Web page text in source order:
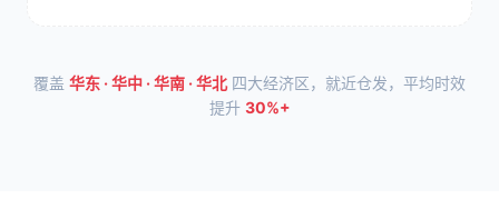
覆盖 华东 · 华中 · 华南 · 华北四大经济区，就近仓发，平均时效
提升 30%+